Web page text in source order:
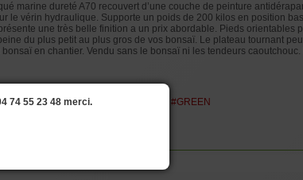
marine dureté A70 recouvert d’une couche de peinture
le vérin hydraulique. Supporte un poids de 200 kilos en position
une très belle finition a un prix abordable. Pieds orientables
du plus petit au plus gros de vos bonsaï. Le plateau tournant
en chantier. Vendu sans le bonsaï ni les tendeurs
#POSITION #POIGNEE #GREEN
74 55 23 48 merci.